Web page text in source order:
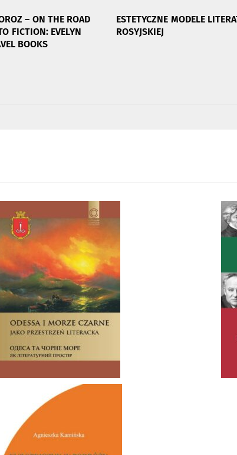
– ON THE ROAD
FICTION: EVELYN
BOOKS
ESTETYCZNE MODELE
ROSYJSKIEJ